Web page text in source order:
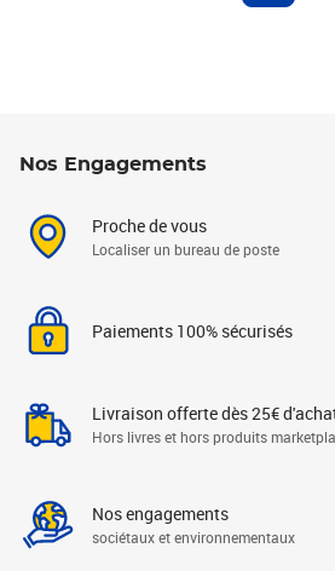
Nos Engagements
Proche de vous
Localiser un bureau de poste
Paiements 100% sécurisés
Livraison offerte dès 25€
Hors livres et hors produits
Nos engagements
sociétaux et environnementaux